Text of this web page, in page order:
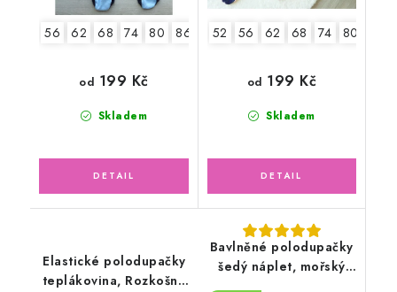
56 62 68 74 80 86 92
Skladem
od 199 Kč
52 56 62 68 74 80
Skladem
od 199 Kč
Elastické polodupačky
teplákovina, Rozkošné
Bavlněné polodupačky
šedý náplet, mořský